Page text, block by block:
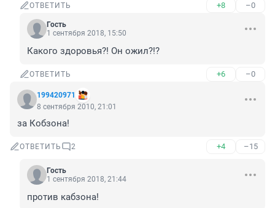
ОТВЕТИТЬ +8 –0
Гость
1 сентября 2018, 15:50
Какого здоровья?! Он ожил?!?
ОТВЕТИТЬ +6 –0
199420971
8 сентября 2010, 21:01
за Кобзона!
ОТВЕТИТЬ 2 +4 –15
Гость
1 сентября 2018, 21:44
против кабзона!